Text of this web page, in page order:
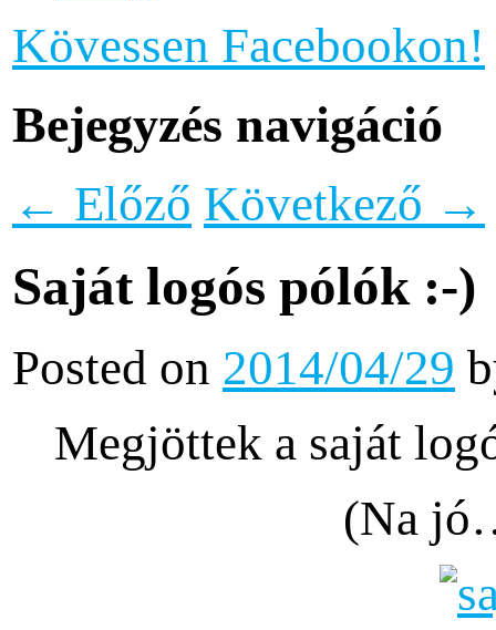
Kövessen Facebookon!
Bejegyzés navigáció
← Előző Következő →
Saját logós pólók :-)
Posted on 2014/04/29
Megjöttek a saját
(Na